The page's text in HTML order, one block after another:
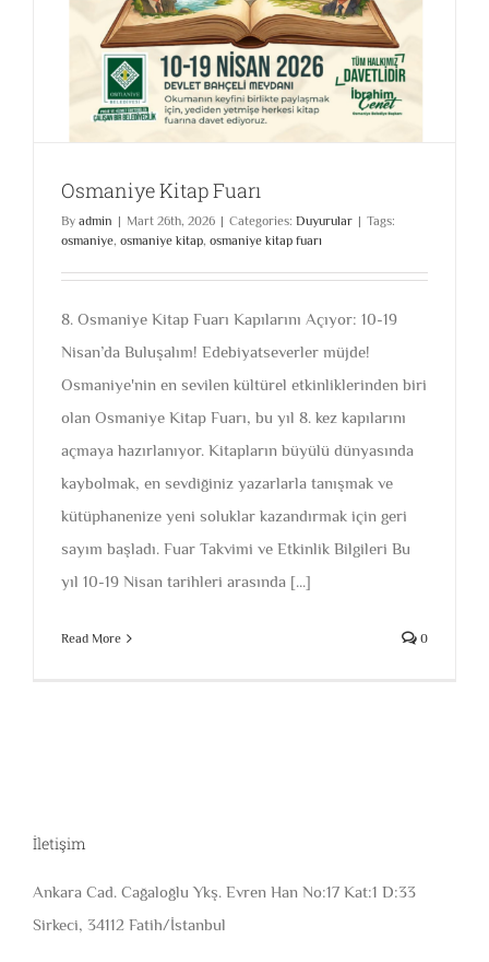
Osmaniye Kitap Fuarı
By admin | Mart 26th, 2026 | Categories: Duyurular | Tags:
osmaniye, osmaniye kitap, osmaniye kitap fuarı
8. Osmaniye Kitap Fuarı Kapılarını Açıyor: 10-19
Nisan’da Buluşalım! Edebiyatseverler müjde!
Osmaniye'nin en sevilen kültürel etkinliklerinden biri
olan Osmaniye Kitap Fuarı, bu yıl 8. kez kapılarını
açmaya hazırlanıyor. Kitapların büyülü dünyasında
kaybolmak, en sevdiğiniz yazarlarla tanışmak ve
kütüphanenize yeni soluklar kazandırmak için geri
sayım başladı. Fuar Takvimi ve Etkinlik Bilgileri Bu
yıl 10-19 Nisan tarihleri arasında [...]
Read More 0
İletişim
Ankara Cad. Cağaloğlu Ykş. Evren Han No:17 Kat:1 D:33
Sirkeci, 34112 Fatih/İstanbul